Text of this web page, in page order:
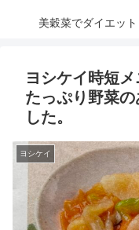
美穀菜でダイエット
ヨシケイ時短
たっぷり野菜
した。
ヨシケイ